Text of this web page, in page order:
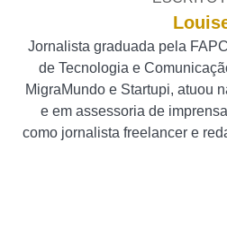
Jornalista graduada pela
de Tecnologia e
MigraMundo e Startupi, atuou
e em assessoria de
como jornalista freelancer e